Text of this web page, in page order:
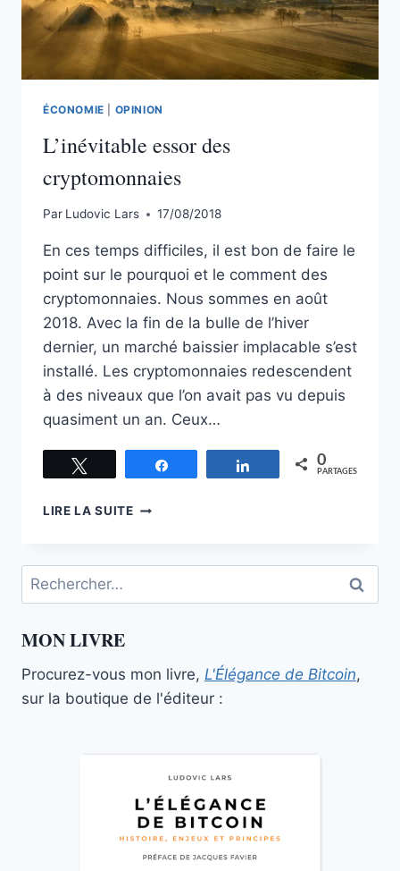
ÉCONOMIE OPINION
L’inévitable essor des
cryptomonnaies
Par Ludovic Lars 17/08/2018
En ces temps difficiles, il est bon de faire le
point sur le pourquoi et le comment des
cryptomonnaies. Nous sommes en août
2018. Avec la fin de la bulle de l’hiver
dernier, un marché baissier implacable s’est
installé. Les cryptomonnaies redescendent
à des niveaux que l’on avait pas vu depuis
quasiment un an. Ceux…
Partagez 0
PARTAGES
LIRE LA SUITEL’INÉVITABLE
CRYPTOMONNAIES
Rechercher :
MON LIVRE
Procurez-vous mon livre, L'Élégance de Bitcoin,
sur la boutique de l'éditeur :